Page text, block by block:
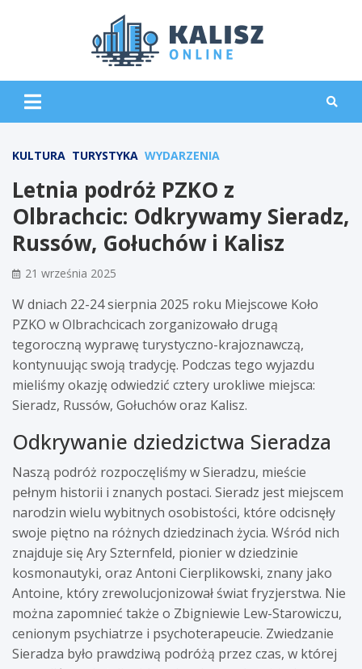
KULTURA TURYSTYKA WYDARZENIA
Letnia podróż PZKO z
Olbrachcic: Odkrywamy Sieradz,
Russów, Gołuchów i Kalisz
21 września 2025
W dniach 22-24 sierpnia 2025 roku Miejscowe Koło
PZKO w Olbrachcicach zorganizowało drugą
tegoroczną wyprawę turystyczno-krajoznawczą,
kontynuując swoją tradycję. Podczas tego wyjazdu
mieliśmy okazję odwiedzić cztery urokliwe miejsca:
Sieradz, Russów, Gołuchów oraz Kalisz.
Odkrywanie dziedzictwa Sieradza
Naszą podróż rozpoczęliśmy w Sieradzu, mieście
pełnym historii i znanych postaci. Sieradz jest miejscem
narodzin wielu wybitnych osobistości, które odcisnęły
swoje piętno na różnych dziedzinach życia. Wśród nich
znajduje się Ary Szternfeld, pionier w dziedzinie
kosmonautyki, oraz Antoni Cierplikowski, znany jako
Antoine, który zrewolucjonizował świat fryzjerstwa. Nie
można zapomnieć także o Zbigniewie Lew-Starowiczu,
cenionym psychiatrze i psychoterapeucie. Zwiedzanie
Sieradza było prawdziwą podróżą przez czas, w której